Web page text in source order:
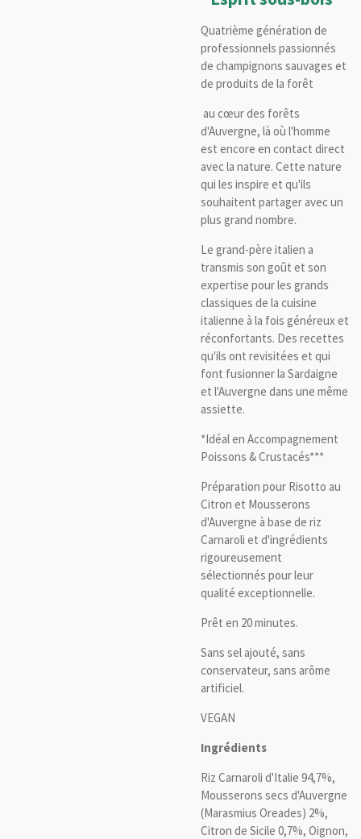
Quatrième génération de
professionnels passionnés
de champignons sauvages et
de produits de la forêt
au cœur des forêts
d'Auvergne, là où l'homme
est encore en contact direct
avec la nature. Cette nature
qui les inspire et qu'ils
souhaitent partager avec un
plus grand nombre.
Le grand-père italien a
transmis son goût et son
expertise pour les grands
classiques de la cuisine
italienne à la fois généreux et
réconfortants. Des recettes
qu'ils ont revisitées et qui
font fusionner la Sardaigne
et l'Auvergne dans une même
assiette.
*Idéal en Accompagnement
Poissons & Crustacés***
Préparation pour Risotto au
Citron et Mousserons
d'Auvergne à base de riz
Carnaroli et d'ingrédients
rigoureusement
sélectionnés pour leur
qualité exceptionnelle.
Prêt en 20 minutes.
Sans sel ajouté, sans
conservateur, sans arôme
artificiel.
VEGAN
Ingrédients
Riz Carnaroli d'Italie 94,7%,
Mousserons secs d'Auvergne
(Marasmius Oreades) 2%,
Citron de Sicile 0,7%, Oignon,